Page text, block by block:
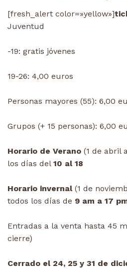
[fresh_alert color=»yellow»]
Juventud
-19: gratis jóvenes
19-26: 4,00 euros
Personas mayores (55): 6,00
Grupos (+ 15 personas): 6,00
Horario de Verano (1 de abril
los días del 10 al 18
Horario invernal(1 de
todos los días de 9 am a 17
Entradas a la venta hasta 45
cierre)
Cerrado el 24, 25 y 31 de